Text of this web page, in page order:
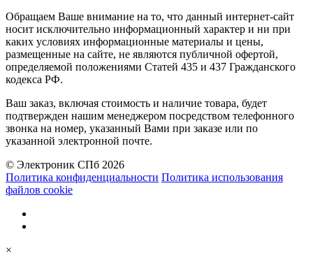
Обращаем Ваше внимание на то, что данный интернет-сайт
носит исключительно информационный характер и ни при
каких условиях информационные материалы и цены,
размещенные на сайте, не являются публичной офертой,
определяемой положениями Статей 435 и 437 Гражданского
кодекса РФ.
Ваш заказ, включая стоимость и наличие товара, будет
подтвержден нашим менеджером посредством телефонного
звонка на номер, указанный Вами при заказе или по
указанной электронной почте.
© Электроник СПб 2026
Политика конфиденциальности Политика использования
файлов cookie
×